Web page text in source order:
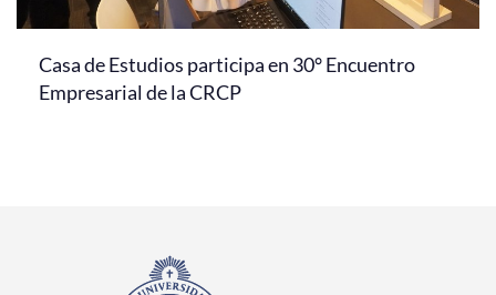
Casa de Estudios participa en 30° Encuentro
Empresarial de la CRCP